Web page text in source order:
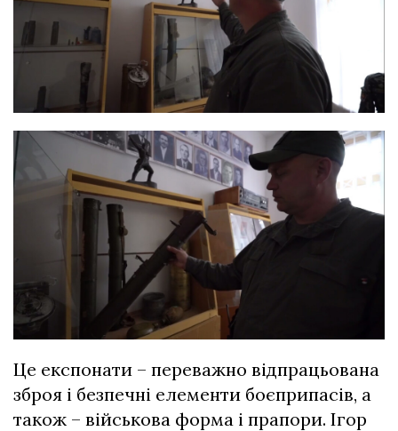
Це експонати – переважно відпрацьована
зброя і безпечні елементи боєприпасів, а
також – військова форма і прапори. Ігор